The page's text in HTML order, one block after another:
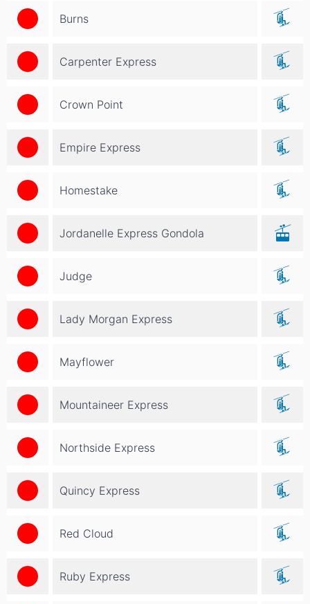
Burns
Carpenter Express
Crown Point
Empire Express
Homestake
Jordanelle Express Gondola
Judge
Lady Morgan Express
Mayflower
Mountaineer Express
Northside Express
Quincy Express
Red Cloud
Ruby Express